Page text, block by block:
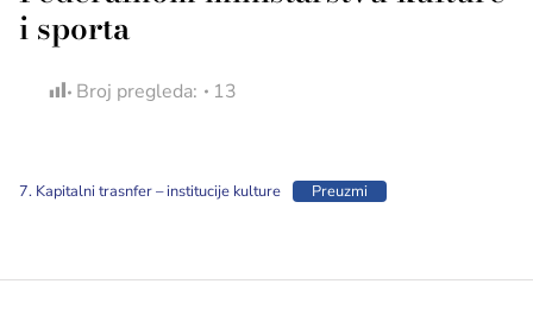
i sporta
Broj pregleda: 13
7. Kapitalni trasnfer – institucije kulture Preuzmi